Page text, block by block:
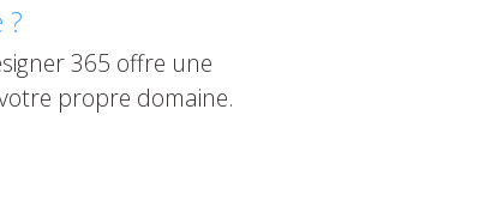
365 offre une
propre domaine.